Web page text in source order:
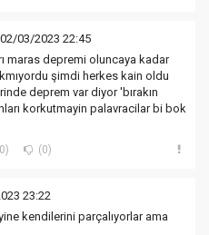
03/2023 22:45
maras depremi oluncaya kadar
şimdi herkes kain oldu
deprem var diyor 'bırakın
korkutmayin palavracilar bi bok
(0)
23:22
kendilerini parçalıyorlar ama